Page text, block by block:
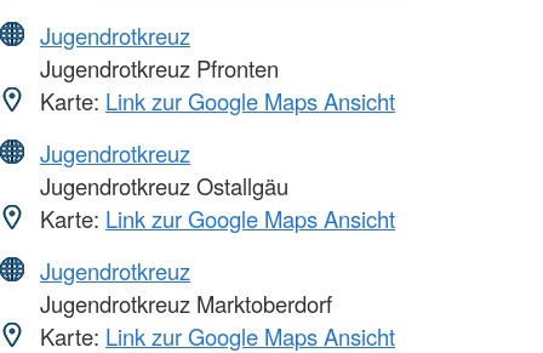
Jugendrotkreuz
Jugendrotkreuz Pfronten
Karte: Link zur Google Maps Ansicht
Jugendrotkreuz
Jugendrotkreuz Ostallgäu
Karte: Link zur Google Maps Ansicht
Jugendrotkreuz
Jugendrotkreuz Marktoberdorf
Karte: Link zur Google Maps Ansicht